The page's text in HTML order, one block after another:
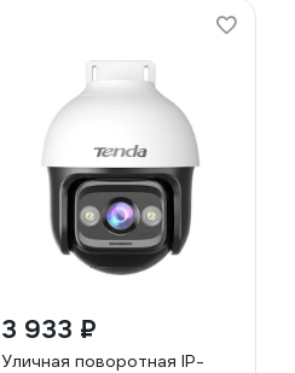
3 933 ₽
Уличная поворотная IP-